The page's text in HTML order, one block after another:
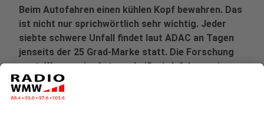
Beim Autofahren einen kühlen Kopf bewahren. Das
ist nicht nur sprichwörtlich sehr wichtig. Jeder
siebte schwere Unfall findet laut ADAC an Tagen
jenseits der 25 Grad-Marke statt. Die Forschung
sagt: Wenn es im Auto zu heiß wird, fahren wir
aggressiver und unkonzentrierter.
Veröffentlicht: